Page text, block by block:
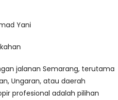
Yani
jalanan Semarang, terutama
Ungaran, atau daerah
profesional adalah pilihan